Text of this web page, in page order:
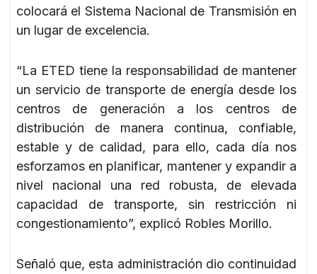
colocará el Sistema Nacional de Transmisión en
un lugar de excelencia.
“La ETED tiene la responsabilidad de mantener
un servicio de transporte de energía desde los
centros de generación a los centros de
distribución de manera continua, confiable,
estable y de calidad, para ello, cada día nos
esforzamos en planificar, mantener y expandir a
nivel nacional una red robusta, de elevada
capacidad de transporte, sin restricción ni
congestionamiento”, explicó Robles Morillo.
Señaló que, esta administración dio continuidad